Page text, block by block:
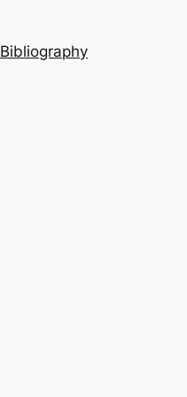
Bibliography